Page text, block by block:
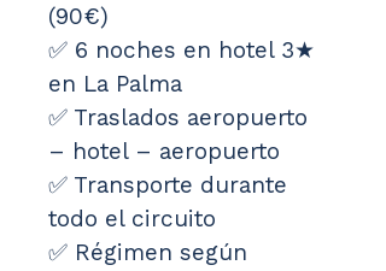
(90€)
✅ 6 noches en hotel 3★
en La Palma
✅ Traslados aeropuerto
– hotel – aeropuerto
✅ Transporte durante
todo el circuito
✅ Régimen según